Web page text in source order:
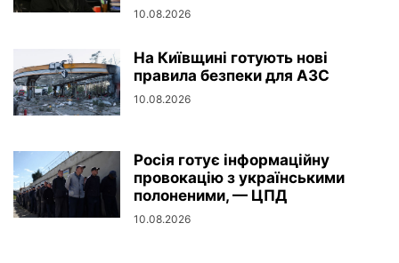
10.08.2026
На Київщині готують нові
правила безпеки для АЗС
10.08.2026
Росія готує інформаційну
провокацію з українськими
полоненими, — ЦПД
10.08.2026